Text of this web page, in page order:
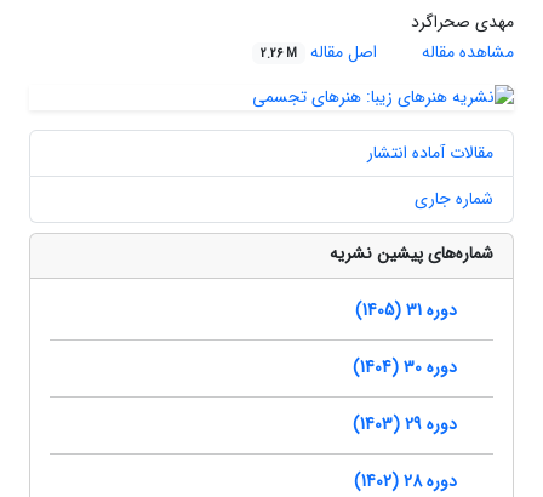
مهدی صحراگرد
مشاهده مقاله
اصل مقاله 2.26 M
مقالات آماده انتشار
شماره جاری
شماره‌های پیشین نشریه
دوره 31 (1405)
دوره 30 (1404)
دوره 29 (1403)
دوره 28 (1402)